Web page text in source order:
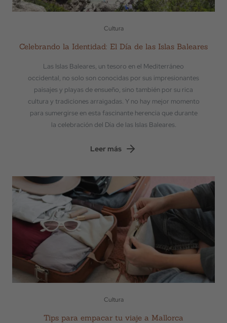
Cultura
Celebrando la Identidad: El Día de las Islas Baleares
Las Islas Baleares, un tesoro en el Mediterráneo
occidental, no solo son conocidas por sus impresionantes
paisajes y playas de ensueño, sino también por su rica
cultura y tradiciones arraigadas. Y no hay mejor momento
para sumergirse en esta fascinante herencia que durante
la celebración del Día de las Islas Baleares.
Leer más
Cultura
Tips para empacar tu viaje a Mallorca